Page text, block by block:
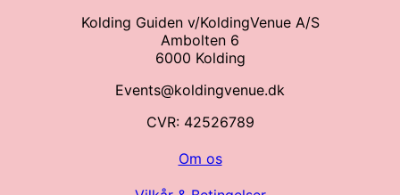
Kolding Guiden v/KoldingVenue A/S
Ambolten 6
6000 Kolding
Events@koldingvenue.dk
CVR: 42526789
Om os